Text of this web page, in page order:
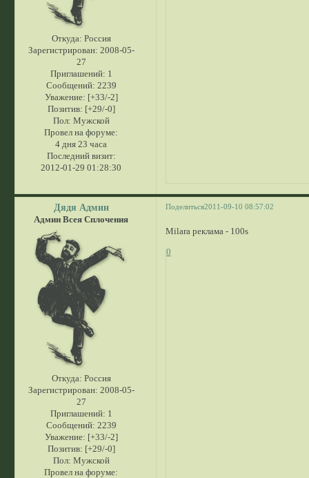
Откуда: Россия
Зарегистрирован: 2008-05-
27
Приглашений: 1
Сообщений: 2239
Уважение: [+33/-2]
Позитив: [+29/-0]
Пол: Мужской
Провел на форуме:
4 дня 23 часа
Последний визит:
2012-01-29 01:28:30
Поделиться2011-09-10 08:57:02
Дядя Админ
Админ Всея Сплочения
Откуда: Россия
Зарегистрирован: 2008-05-
27
Приглашений: 1
Сообщений: 2239
Уважение: [+33/-2]
Позитив: [+29/-0]
Пол: Мужской
Провел на форуме:
Milara реклама - 100s
0